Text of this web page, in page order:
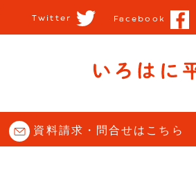
Twitter Facebook
Copyright (C) 石川県 小松市 | 平屋住宅専門サイ
資料請求・問合せはこちら